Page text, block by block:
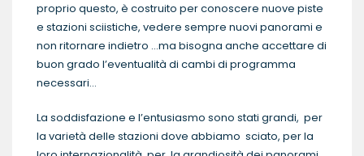
proprio questo, è costruito per conoscere nuove piste
e stazioni sciistiche, vedere sempre nuovi panorami e
non ritornare indietro …ma bisogna anche accettare di
buon grado l’eventualità di cambi di programma
necessari…
La soddisfazione e l’entusiasmo sono stati grandi, per
la varietà delle stazioni dove abbiamo sciato, per la